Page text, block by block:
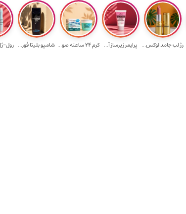
رژ لب جامد لوکس... پرایمر زیرساز آ... کرم 24 ساعته صو... شامپو بلیتا فور... رول-